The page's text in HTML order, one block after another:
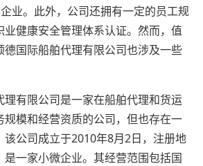
业。此外，公司还拥有一定的员工规
健康安全管理体系认证。然而，值
国际船舶代理有限公司也涉及一些
理有限公司是一家在船舶代理和货运
模和经营资质的公司，但也存在一
该公司成立于2010年8月2日，注册地
一家小微企业。其经营范围包括国